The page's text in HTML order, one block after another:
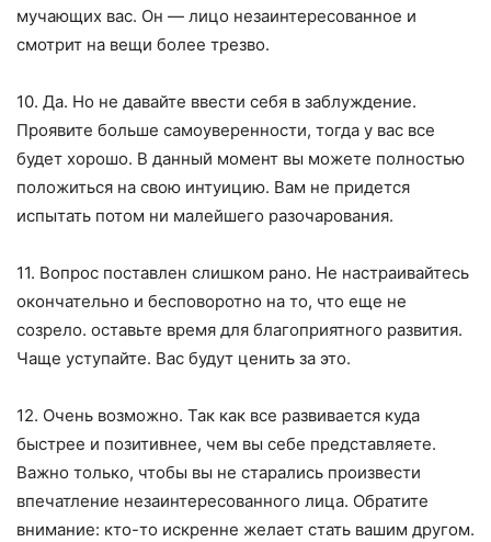
мучающих вас. Он — лицо незаинтересованное и
смотрит на вещи более трезво.
10. Да. Но не давайте ввести себя в заблуждение.
Проявите больше самоуверенности, тогда у вас все
будет хорошо. В данный момент вы можете полностью
положиться на свою интуицию. Вам не придется
испытать потом ни малейшего разочарования.
11. Вопрос поставлен слишком рано. Не настраивайтесь
окончательно и бесповоротно на то, что еще не
созрело. оставьте время для благоприятного развития.
Чаще уступайте. Вас будут ценить за это.
12. Очень возможно. Так как все развивается куда
быстрее и позитивнее, чем вы себе представляете.
Важно только, чтобы вы не старались произвести
впечатление незаинтересованного лица. Обратите
внимание: кто-то искренне желает стать вашим другом.